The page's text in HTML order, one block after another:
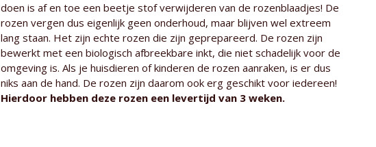
doen is af en toe een beetje stof verwijderen van de rozenblaadjes! De
rozen vergen dus eigenlijk geen onderhoud, maar blijven wel extreem
lang staan. Het zijn echte rozen die zijn geprepareerd. De rozen zijn
bewerkt met een biologisch afbreekbare inkt, die niet schadelijk voor de
omgeving is. Als je huisdieren of kinderen de rozen aanraken, is er dus
niks aan de hand. De rozen zijn daarom ook erg geschikt voor iedereen!
Hierdoor hebben deze rozen een levertijd van 3 weken.